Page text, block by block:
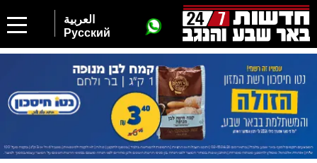
العربية
Русский